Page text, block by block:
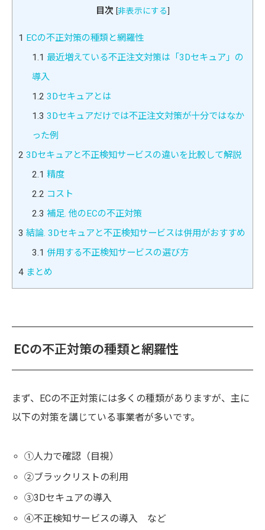
目次 [非表示にする]
1 ECの不正対策の種類と網羅性
1.1 最近増えている不正注文対策は「3Dセキュア」の
導入
1.2 3Dセキュアとは
1.3 3Dセキュアだけでは不正注文対策が十分ではなか
った例
2 3Dセキュアと不正検知サービスの違いを比較して解説
2.1 精度
2.2 コスト
2.3 補足. 他のECの不正対策
3 結論. 3Dセキュアと不正検知サービスは併用がおすすめ
3.1 併用する不正検知サービスの選び方
4 まとめ
ECの不正対策の種類と網羅性
まず、ECの不正対策には多くの種類がありますが、主に
以下の対策を講じている事業者が多いです。
①人力で確認（目視）
②ブラックリストの利用
③3Dセキュアの導入
④不正検知サービスの導入 など